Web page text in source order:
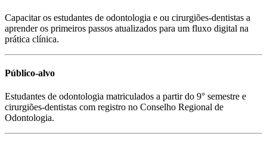
Capacitar os estudantes de odontologia e ou cirurgiões-dentistas a
aprender os primeiros passos atualizados para um fluxo digital na
prática clínica.
Público-alvo
Estudantes de odontologia matriculados a partir do 9° semestre e
cirurgiões-dentistas com registro no Conselho Regional de
Odontologia.